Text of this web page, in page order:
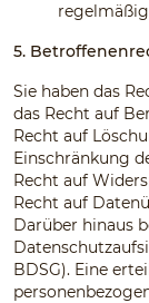
5.
Sie haben das
das Recht auf
Recht auf
Einschränkung
Recht auf
Recht auf
Darüber hinaus
BDSG). Eine